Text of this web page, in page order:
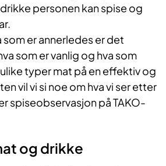
personen kan spise og
som er annerledes er det
som er vanlig og hva som
typer mat på en effektiv og
vil vi si noe om hva vi ser etter
spiseobservasjon på TAKO-
og drikke